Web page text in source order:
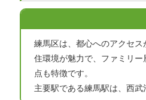
練馬区は、都心へのアクセ
住環境が魅力で、ファミリ
点も特徴です。
主要駅である練馬駅は、西